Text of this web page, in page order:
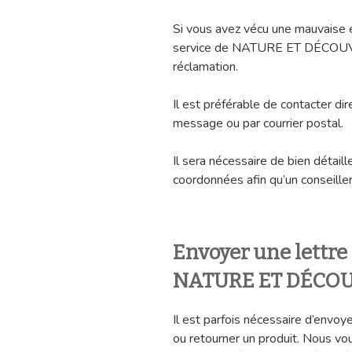
Si vous avez vécu une
service de NATURE ET
réclamation.
Il est préférable de contacter
message ou par courrier postal.
Il sera nécessaire de bien
coordonnées afin qu’un
Envoyer une
NATURE ET
Il est parfois nécessaire
ou retourner un produit. Nous